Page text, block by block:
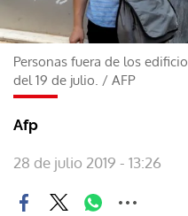
Personas fuera de los
del 19 de julio. / AFP
Afp
28 de julio 2019 - 13:26